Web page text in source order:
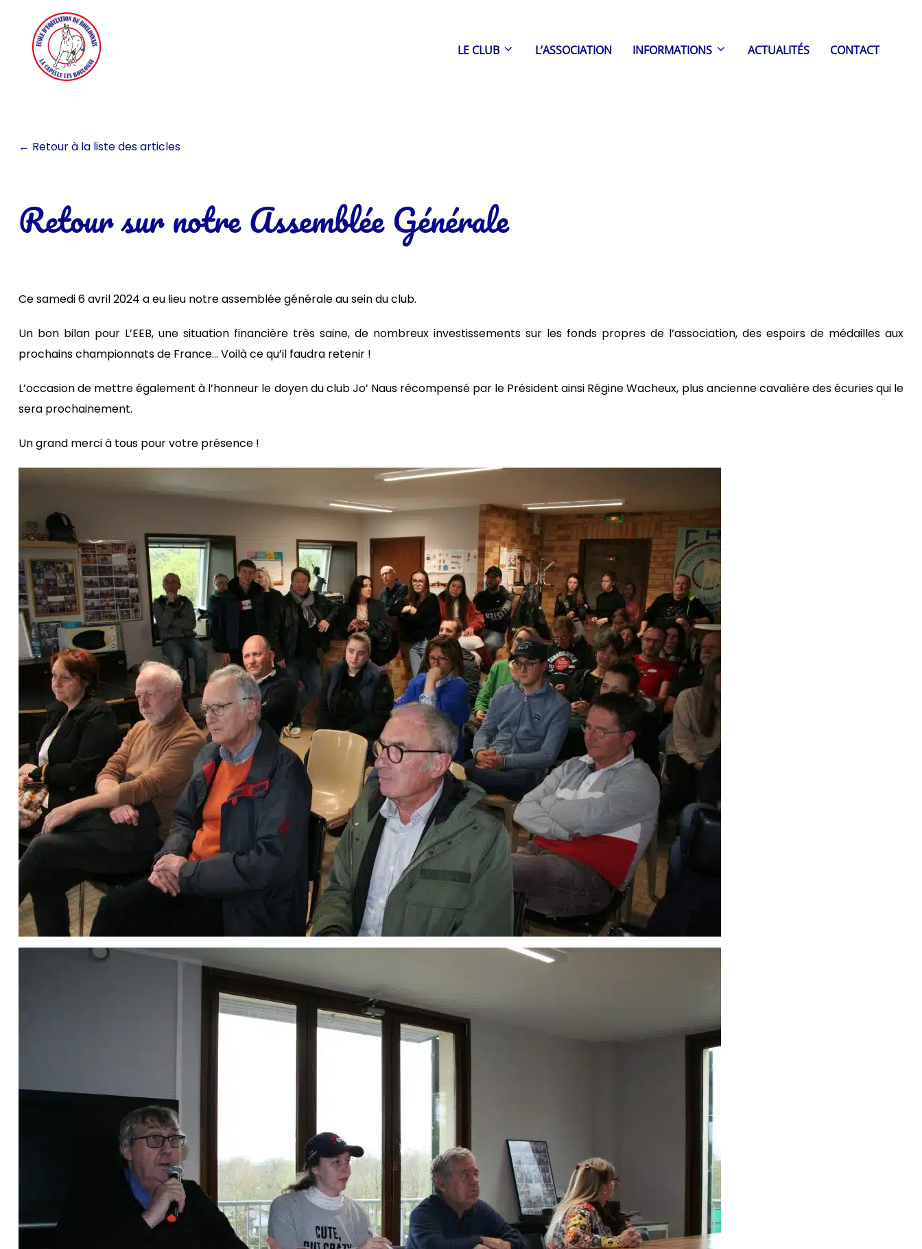
contenu
LE CLUB L’ASSOCIATION INFORMATIONS ACTUALITÉS CONTACT
← Retour à la liste des articles
Retour sur notre Assemblée Générale
Ce samedi 6 avril 2024 a eu lieu notre assemblée générale au sein du club.
Un bon bilan pour L’EEB, une situation financière très saine, de nombreux investissements sur les fonds propres de l’association, des espoirs de médailles aux
prochains championnats de France… Voilà ce qu’il faudra retenir !
L’occasion de mettre également à l’honneur le doyen du club Jo’ Naus récompensé par le Président ainsi Régine Wacheux, plus ancienne cavalière des écuries qui le
sera prochainement.
Un grand merci à tous pour votre présence !